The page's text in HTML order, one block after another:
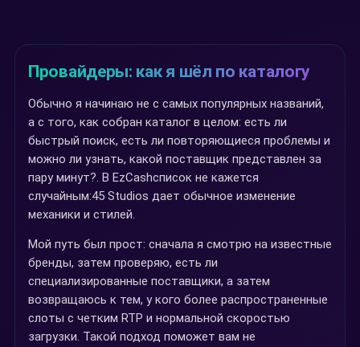
Провайдеры: как я шёл по каталогу
Обычно я начинаю не с самых популярных названий,
а с того, как собран каталог в целом: есть ли
быстрый поиск, есть ли повторяющиеся проблемы и
можно ли узнать, какой поставщик представлен за
пару минут?. В EzCashсписок не кажется
случайным:45 Studios дает обычное изменение
механики и стилей.
Мой путь был прост: сначала я смотрю на известные
бренды, затем проверяю, есть ли
специализированные поставщики, а затем
возвращаюсь к тем, у кого более распространенные
слоты с четким RTP и нормальной скоростью
загрузки. Такой подход поможет вам не